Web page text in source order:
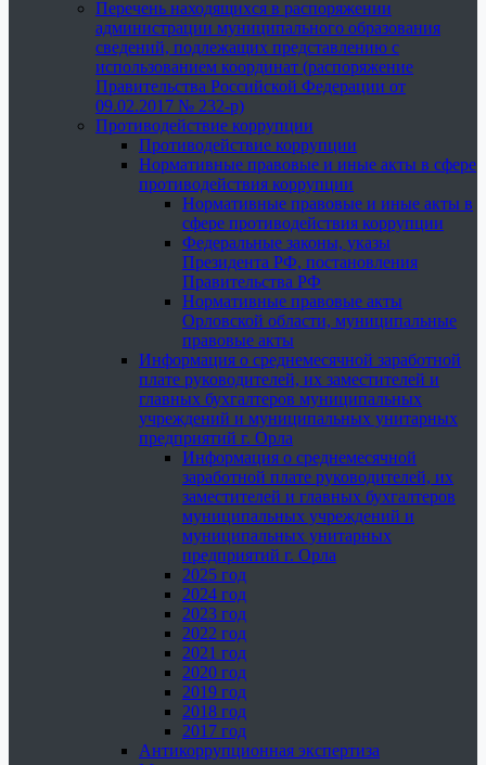
Перечень находящихся в распоряжении
администрации муниципального образования
сведений, подлежащих представлению с
использованием координат (распоряжение
Правительства Российской Федерации от
09.02.2017 № 232-р)
Противодействие коррупции
Противодействие коррупции
Нормативные правовые и иные акты в сфере
противодействия коррупции
Нормативные правовые и иные акты в
сфере противодействия коррупции
Федеральные законы, указы
Президента РФ, постановления
Правительства РФ
Нормативные правовые акты
Орловской области, муниципальные
правовые акты
Информация о среднемесячной заработной
плате руководителей, их заместителей и
главных бухгалтеров муниципальных
учреждений и муниципальных унитарных
предприятий г. Орла
Информация о среднемесячной
заработной плате руководителей, их
заместителей и главных бухгалтеров
муниципальных учреждений и
муниципальных унитарных
предприятий г. Орла
2025 год
2024 год
2023 год
2022 год
2021 год
2020 год
2019 год
2018 год
2017 год
Антикоррупционная экспертиза